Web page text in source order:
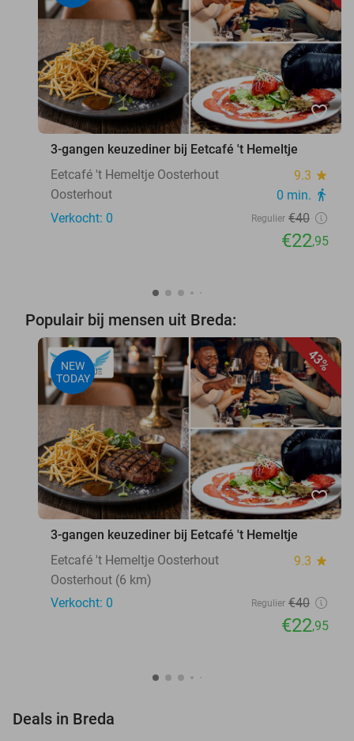
favorite_border
3-gangen keuzediner bij Eetcafé 't Hemeltje
Eetcafé 't Hemeltje Oosterhout
9.3 star
Oosterhout 0 min. directions_walk
Verkocht: 0 Regulier €40
€22,95
Populair bij mensen uit Breda:
43%
NEW
TODAY
favorite_border
3-gangen keuzediner bij Eetcafé 't Hemeltje
Eetcafé 't Hemeltje Oosterhout
9.3 star
Oosterhout (6 km)
Verkocht: 0
Regulier €40
€22,95
Deals in Breda